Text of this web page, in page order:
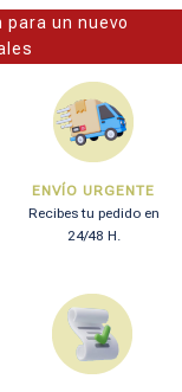
un nuevo
ENVÍO URGENTE
Recibes tu pedido en
24/48 H.